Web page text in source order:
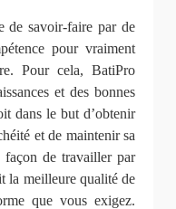
de savoir-faire par de
pour vraiment
Pour cela, BatiPro
et des bonnes
dans le but d’obtenir
et de maintenir sa
de travailler par
la meilleure qualité de
que vous exigez.